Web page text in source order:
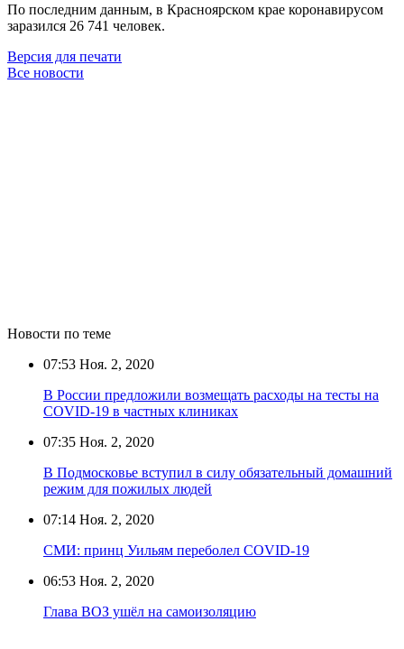
По последним данным, в Красноярском крае коронавирусом
заразился 26 741 человек.
Версия для печати
Все новости
Новости по теме
07:53 Ноя. 2, 2020
В России предложили возмещать расходы на тесты на
COVID-19 в частных клиниках
07:35 Ноя. 2, 2020
В Подмосковье вступил в силу обязательный домашний
режим для пожилых людей
07:14 Ноя. 2, 2020
СМИ: принц Уильям переболел COVID-19
06:53 Ноя. 2, 2020
Глава ВОЗ ушёл на самоизоляцию